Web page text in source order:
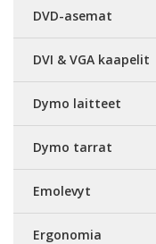
DVD-asemat
DVI & VGA kaapelit
Dymo laitteet
Dymo tarrat
Emolevyt
Ergonomia